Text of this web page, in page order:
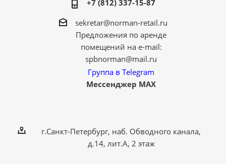
+7 (812) 337-15-87
sekretar@norman-retail.ru
Предложения по аренде
помещений на e-mail:
spbnorman@mail.ru
Группа в Telegram
Мессенджер MAX
г.Санкт-Петербург, наб. Обводного канала,
д.14, лит.А, 2 этаж